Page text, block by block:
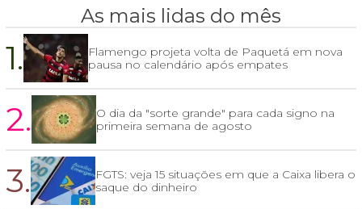
As mais lidas do mês
1.
Flamengo projeta volta de Paquetá em nova
pausa no calendário após empates
2.
O dia da "sorte grande" para cada signo na
primeira semana de agosto
3.
FGTS: veja 15 situações em que a Caixa libera o
saque do dinheiro